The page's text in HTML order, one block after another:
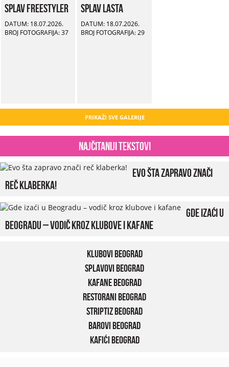
Splav Freestyler
DATUM: 18.07.2026.
BROJ FOTOGRAFIJA: 37
Splav Lasta
DATUM: 18.07.2026.
BROJ FOTOGRAFIJA: 29
PRIKAŽI SVE GALERIJE
Najčitaniji tekstovi
Evo šta zapravo znači
reč klaberka!
Gde izaći u
Beogradu – vodič kroz klubove i kafane
Klubovi Beograd
Splavovi Beograd
Kafane Beograd
Restorani Beograd
Striptiz Beograd
Barovi Beograd
Kafići Beograd